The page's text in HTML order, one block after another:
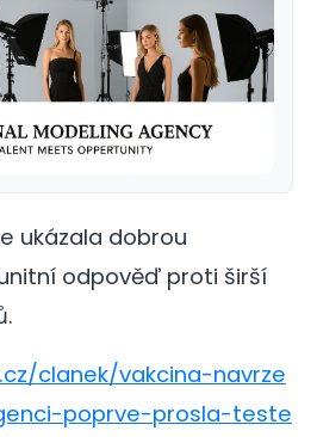
ukázala dobrou
odpověď proti širší
clanek/vakcina-navrze
poprve-prosla-teste